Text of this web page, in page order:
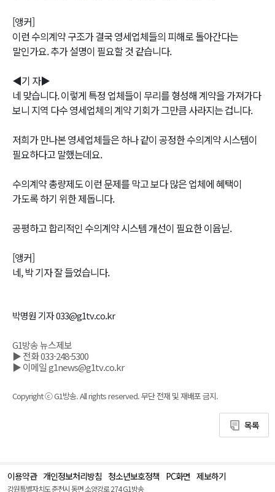
[앵커]
이런 수의계약 구조가 결국 영세업체들의 피해로 돌아간다는
말인가요. 추가 설명이 필요할 것 같습니다.
◀기 자▶
네 맞습니다. 이렇게 특정 업체들이 무리를 형성해 계약을 가져가다
보니 지역 다수 영세업체의 계약 기회가 그만큼 사라지는 겁니다.
저희가 만나본 영세업체들은 하나 같이 공정한 수의계약 시스템이
필요하다고 말했는데요.
수의계약 총량제도 이런 문제를 막고 보다 많은 업체에 혜택이
가도록 하기 위한 제돕니다.
공평하고 합리적인 수의계약 시스템 개선이 필요한 이윱닏.
[앵커]
네, 박 기자 잘 들었습니다.
박명원 기자 033@g1tv.co.kr
G1방송 뉴스제보
▶ 전화 033-248-5300
▶ 이메일 g1news@g1tv.co.kr
Copyright ⓒ G1방송. All rights reserved. 무단 전재 및 재배포 금지.
목록
이용약관 개인정보처리방침 청소년보호정책 PC화면 제보하기
강원특별자치도 춘천시 동면 소양강로 274 G1방송